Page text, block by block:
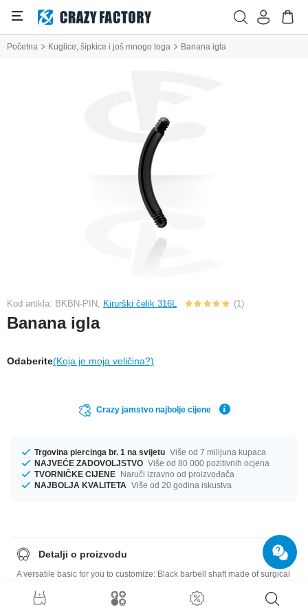
Početna Kuglice, šipkice i još mnogo toga Banana igla
Kod artikla: BKBN-PIN, Kirurški čelik 316L (1)
Banana igla
Odaberite(Koja je moja veličina?)
Crazy jamstvo najbolje cijene
Trgovina piercinga br. 1 na svijetu Više od 7 milijuna kupaca
NAJVEĆE ZADOVOLJSTVO Više od 80 000 pozitivnih ocjena
TVORNIČKE CIJENE Naruči izravno od proizvođača
NAJBOLJA KVALITETA Više od 20 godina iskustva
Detalji o proizvodu
A versatile basic for you to customize: Black barbell shaft made of surgical